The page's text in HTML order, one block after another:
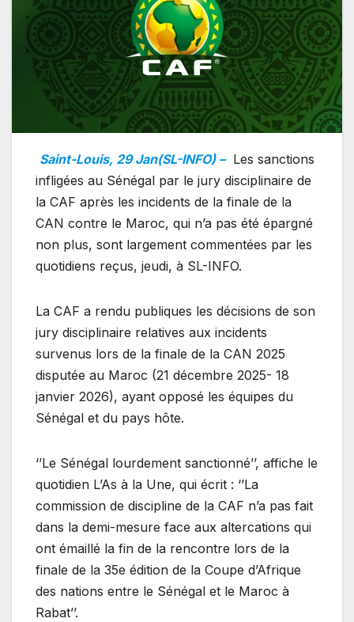
Saint-Louis, 29 Jan(SL-INFO) – Les sanctions
infligées au Sénégal par le jury disciplinaire de
la CAF après les incidents de la finale de la
CAN contre le Maroc, qui n’a pas été épargné
non plus, sont largement commentées par les
quotidiens reçus, jeudi, à SL-INFO.
La CAF a rendu publiques les décisions de son
jury disciplinaire relatives aux incidents
survenus lors de la finale de la CAN 2025
disputée au Maroc (21 décembre 2025- 18
janvier 2026), ayant opposé les équipes du
Sénégal et du pays hôte.
‘’Le Sénégal lourdement sanctionné’’, affiche le
quotidien L’As à la Une, qui écrit : ‘’La
commission de discipline de la CAF n’a pas fait
dans la demi-mesure face aux altercations qui
ont émaillé la fin de la rencontre lors de la
finale de la 35e édition de la Coupe d’Afrique
des nations entre le Sénégal et le Maroc à
Rabat’’.